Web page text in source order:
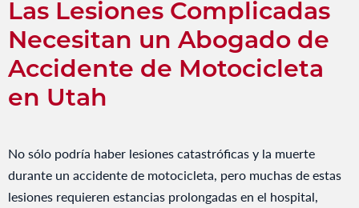
Las Lesiones Complicadas
Necesitan un Abogado de
Accidente de Motocicleta
en Utah
No sólo podría haber lesiones catastróficas y la muerte
durante un accidente de motocicleta, pero muchas de estas
lesiones requieren estancias prolongadas en el hospital,